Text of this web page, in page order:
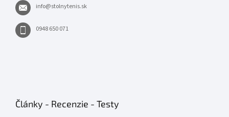
info@stolnytenis.sk
0948 650 071
Články - Recenzie - Testy